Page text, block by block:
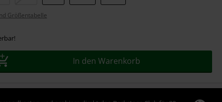
Größentabelle
In den Warenkorb